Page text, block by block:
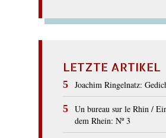
LETZTE ARTIKEL
Joachim Ringelnatz:
Un bureau sur le Rhin /
dem Rhein: Nº 3